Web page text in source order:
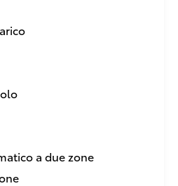
a due zone